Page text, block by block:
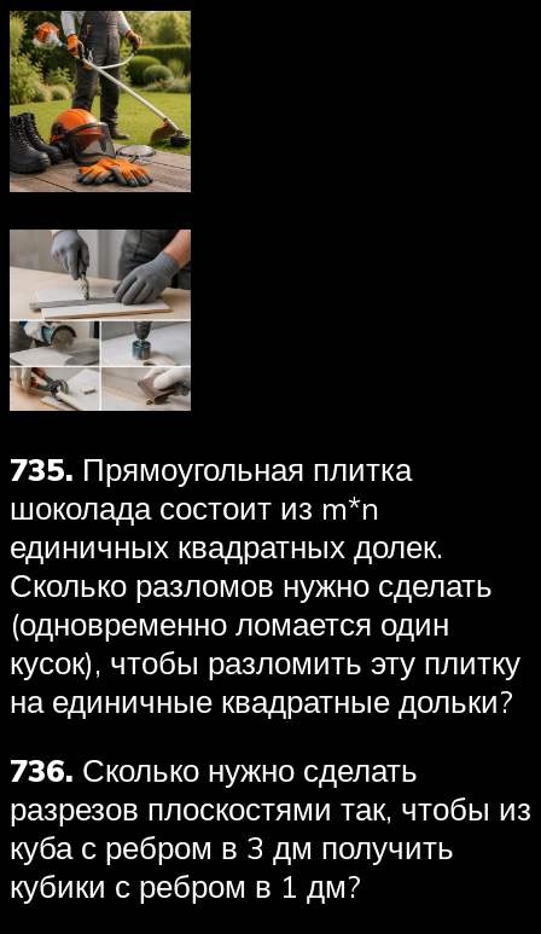
735. Прямоугольная плитка
шоколада состоит из m*n
единичных квадратных долек.
Сколько разломов нужно сделать
(одновременно ломается один
кусок), чтобы разломить эту плитку
на единичные квадратные дольки?
736. Сколько нужно сделать
разрезов плоскостями так, чтобы из
куба с ребром в 3 дм получить
кубики с ребром в 1 дм?